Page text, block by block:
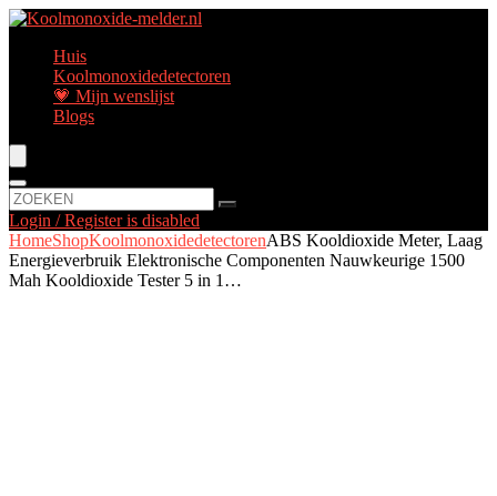
Huis
Koolmonoxidedetectoren
💗 Mijn wenslijst
Blogs
Login / Register is disabled
HomeShopKoolmonoxidedetectorenABS Kooldioxide Meter, Laag
Energieverbruik Elektronische Componenten Nauwkeurige 1500
Mah Kooldioxide Tester 5 in 1…